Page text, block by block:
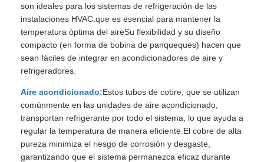
son ideales para los sistemas de refrigeración de las
instalaciones HVAC.que es esencial para mantener la
temperatura óptima del aireSu flexibilidad y su diseño
compacto (en forma de bobina de panqueques) hacen que
sean fáciles de integrar en acondicionadores de aire y
refrigeradores.
Aire acondicionado:Estos tubos de cobre, que se utilizan
comúnmente en las unidades de aire acondicionado,
transportan refrigerante por todo el sistema, lo que ayuda a
regular la temperatura de manera eficiente.El cobre de alta
pureza minimiza el riesgo de corrosión y desgaste,
garantizando que el sistema permanezca eficaz durante